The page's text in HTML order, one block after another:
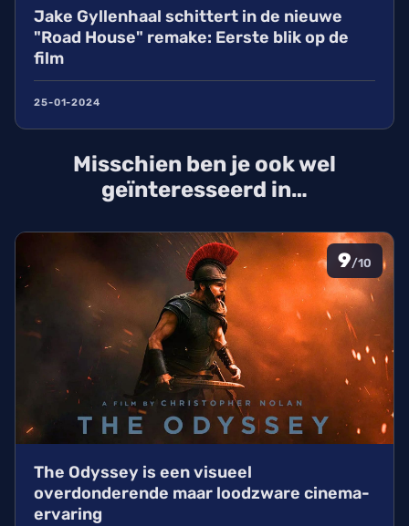
Jake Gyllenhaal schittert in de nieuwe
"Road House" remake: Eerste blik op de
film
25-01-2024
Misschien ben je ook wel
geïnteresseerd in…
9/10
The Odyssey is een visueel
overdonderende maar loodzware cinema-
ervaring